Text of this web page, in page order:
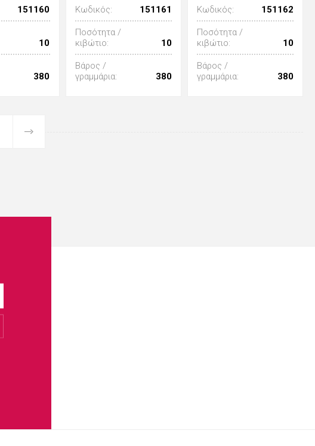
151160
10
380
Κωδικός: 151161
Ποσότητα /
κιβώτιο:
10
Βάρος /
γραμμάρια:
380
Κωδικός: 151162
Ποσότητα /
κιβώτιο:
10
Βάρος /
γραμμάρια:
380